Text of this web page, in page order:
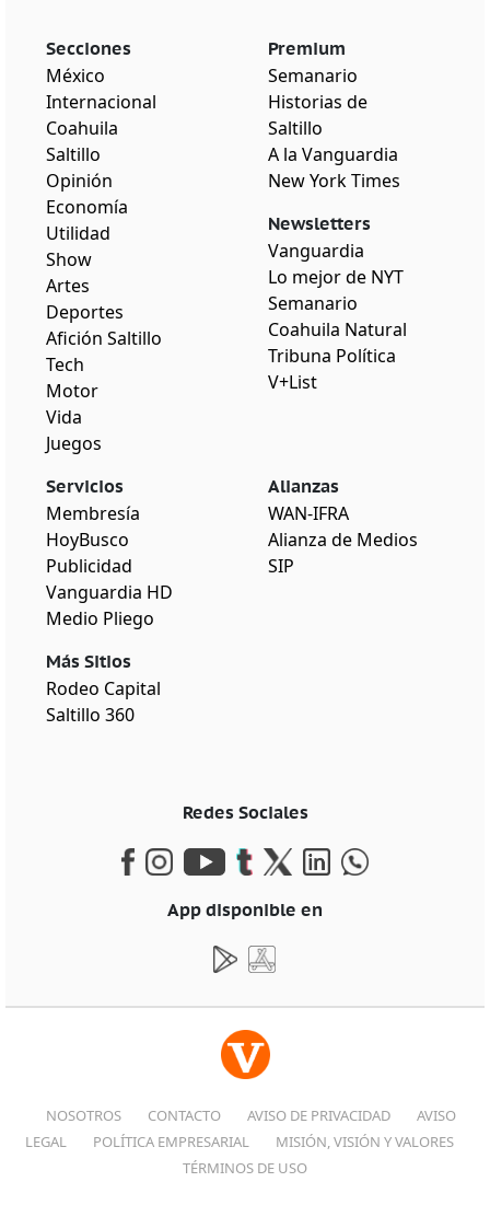
Secciones
México
Internacional
Coahuila
Saltillo
Opinión
Economía
Utilidad
Show
Artes
Deportes
Afición Saltillo
Tech
Motor
Vida
Juegos
Premium
Semanario
Historias de
Saltillo
A la Vanguardia
New York Times
Newsletters
Vanguardia
Lo mejor de NYT
Semanario
Coahuila Natural
Tribuna Política
V+List
Servicios
Membresía
HoyBusco
Publicidad
Vanguardia HD
Medio Pliego
Más Sitios
Rodeo Capital
Saltillo 360
Alianzas
WAN-IFRA
Alianza de Medios
SIP
Redes Sociales
App disponible en
NOSOTROS CONTACTO AVISO DE PRIVACIDAD
AVISO
LEGAL
POLÍTICA EMPRESARIAL
MISIÓN, VISIÓN Y VALORES
TÉRMINOS DE USO